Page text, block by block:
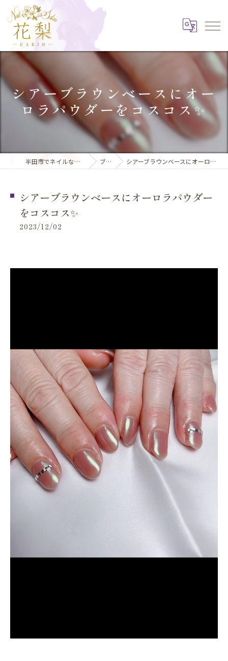
シアーブラウンベースにオー
ロラパウダーをコスコス✨️
半田市でネイルならNail Salon 花梨 ブログ シアーブラウンベースにオーロラパウダーをコスコス✨️
シアーブラウンベースにオーロラパウダー
をコスコス✨️
2023/12/02